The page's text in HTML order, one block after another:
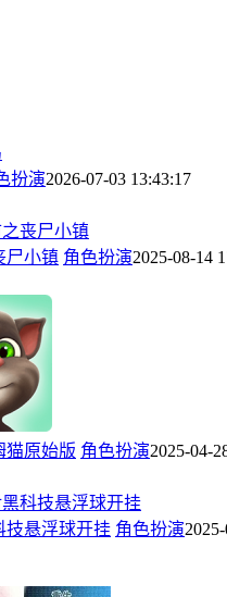
扮演2026-07-03 13:43:17
尸小镇 角色扮演2025-08-14
猫原始版 角色扮演2025-04-
技悬浮球开挂 角色扮演